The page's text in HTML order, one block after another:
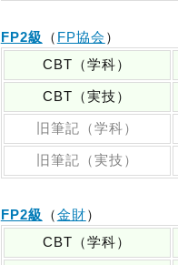
FP2級 （ FP協会 ）
CBT（学科）
CBT（実技）
旧筆記（学科）
旧筆記（実技）
FP2級 （金財）
CBT（学科）